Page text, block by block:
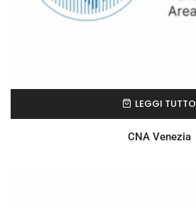
LEGGI TUTTO
CNA Venezia